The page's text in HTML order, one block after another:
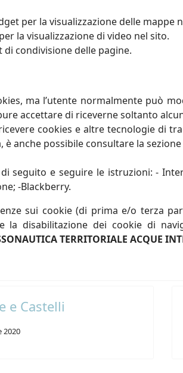
per la visualizzazione delle mappe
la visualizzazione di video nel sito.
di condivisione delle pagine.
ma l’utente normalmente può
accettare di riceverne soltanto
cookies e altre tecnologie di
anche possibile consultare la
seguito e seguire le istruzioni: -
-Blackberry.
sui cookie (di prima e/o terza
la disabilitazione dei cookie di
TERRITORIALE ACQUE
e Castelli
2020